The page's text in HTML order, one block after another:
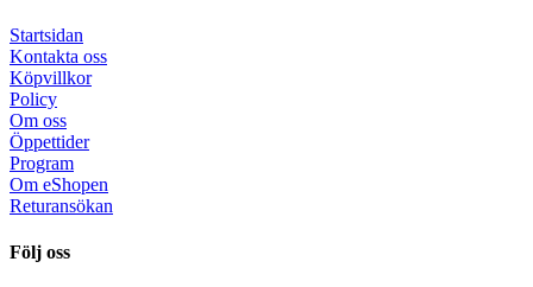
Startsidan
Kontakta oss
Köpvillkor
Policy
Om oss
Öppettider
Program
Om eShopen
Returansökan
Följ oss